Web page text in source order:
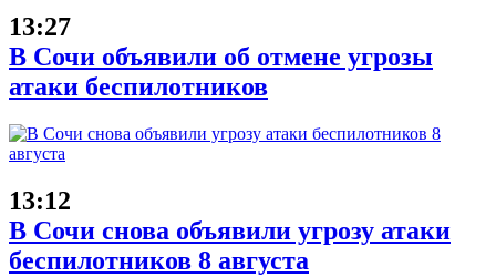
13:27
В Сочи объявили об отмене угрозы
атаки беспилотников
13:12
В Сочи снова объявили угрозу атаки
беспилотников 8 августа